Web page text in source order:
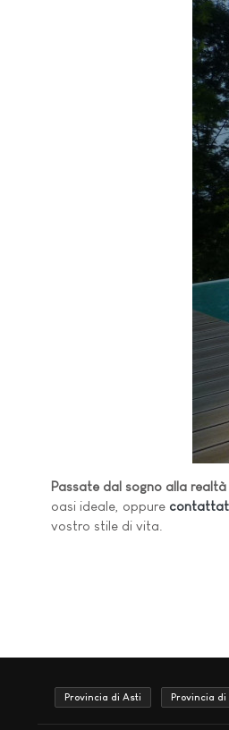
Passate dal sogno alla realtà
oasi ideale, oppure
vostro stile di vita.
Provincia di Asti Provincia di